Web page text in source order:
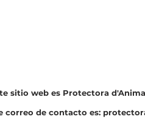
sitio web es Protectora
correo de contacto es: